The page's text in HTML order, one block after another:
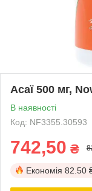
Асаї 500 мг,
В наявності
Код: NF3355.30593
742,50 ₴
Економія 82.50